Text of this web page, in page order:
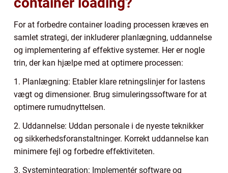
For at forbedre container loading processen kræves en
samlet strategi, der inkluderer planlægning, uddannelse
og implementering af effektive systemer. Her er nogle
trin, der kan hjælpe med at optimere processen:
1. Planlægning: Etabler klare retningslinjer for lastens
vægt og dimensioner. Brug simuleringssoftware for at
optimere rumudnyttelsen.
2. Uddannelse: Uddan personale i de nyeste teknikker
og sikkerhedsforanstaltninger. Korrekt uddannelse kan
minimere fejl og forbedre effektiviteten.
3. Systemintegration: Implementér software og